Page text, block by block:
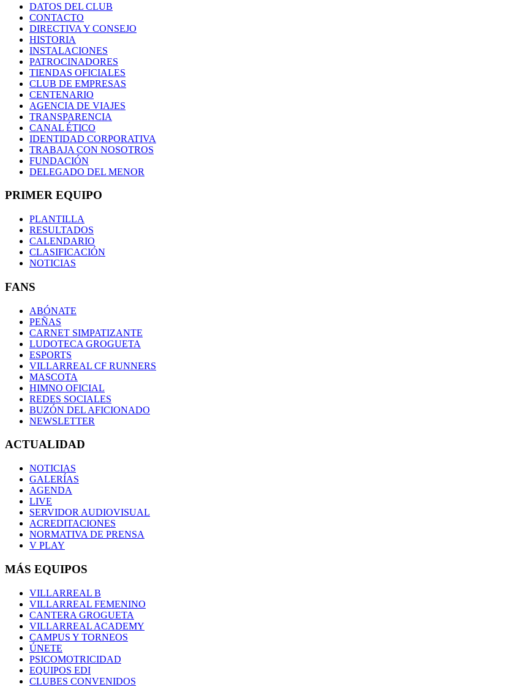
DATOS DEL CLUB
CONTACTO
DIRECTIVA Y CONSEJO
HISTORIA
INSTALACIONES
PATROCINADORES
TIENDAS OFICIALES
CLUB DE EMPRESAS
CENTENARIO
AGENCIA DE VIAJES
TRANSPARENCIA
CANAL ÉTICO
IDENTIDAD CORPORATIVA
TRABAJA CON NOSOTROS
FUNDACIÓN
DELEGADO DEL MENOR
PRIMER EQUIPO
PLANTILLA
RESULTADOS
CALENDARIO
CLASIFICACIÓN
NOTICIAS
FANS
ABÓNATE
PEÑAS
CARNET SIMPATIZANTE
LUDOTECA GROGUETA
ESPORTS
VILLARREAL CF RUNNERS
MASCOTA
HIMNO OFICIAL
REDES SOCIALES
BUZÓN DEL AFICIONADO
NEWSLETTER
ACTUALIDAD
NOTICIAS
GALERÍAS
AGENDA
LIVE
SERVIDOR AUDIOVISUAL
ACREDITACIONES
NORMATIVA DE PRENSA
V PLAY
MÁS EQUIPOS
VILLARREAL B
VILLARREAL FEMENINO
CANTERA GROGUETA
VILLARREAL ACADEMY
CAMPUS Y TORNEOS
ÚNETE
PSICOMOTRICIDAD
EQUIPOS EDI
CLUBES CONVENIDOS